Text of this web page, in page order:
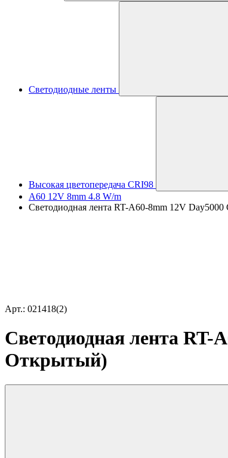
Светодиодные ленты
Высокая цветопередача CRI98
A60 12V 8mm 4.8 W/m
Светодиодная лента RT-A60-8mm 12V
Арт.: 021418(2)
Светодиодная лента RT-
Открытый)